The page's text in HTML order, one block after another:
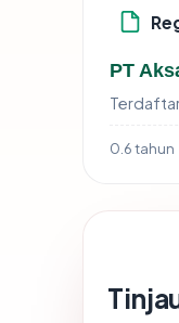
PT
0.6 tahun